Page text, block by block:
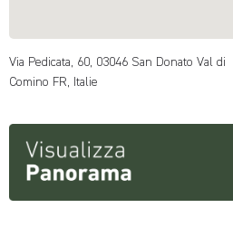
Via Pedicata, 60, 03046 San Donato Val di
Comino FR, Italie